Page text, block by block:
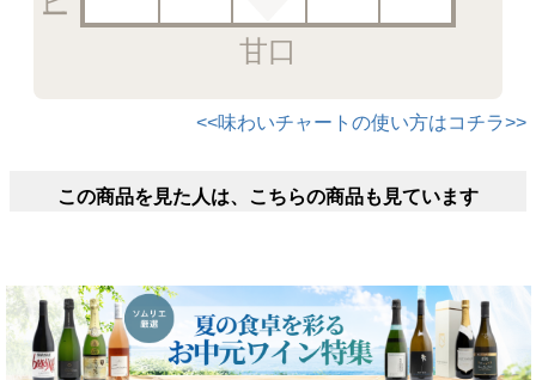
甘口
<<味わいチャートの使い方はコチラ>>
この商品を見た人は、こちらの商品も見ています